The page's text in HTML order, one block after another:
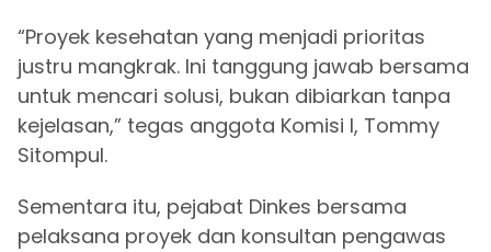
“Proyek kesehatan yang menjadi prioritas
justru mangkrak. Ini tanggung jawab bersama
untuk mencari solusi, bukan dibiarkan tanpa
kejelasan,” tegas anggota Komisi I, Tommy
Sitompul.
Sementara itu, pejabat Dinkes bersama
pelaksana proyek dan konsultan pengawas